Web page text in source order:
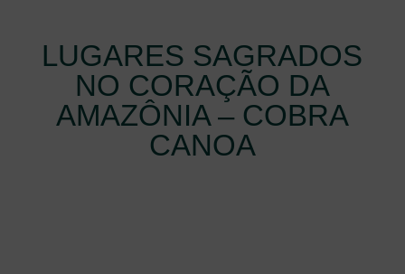
LUGARES SAGRADOS
NO CORAÇÃO DA
AMAZÔNIA – COBRA
CANOA